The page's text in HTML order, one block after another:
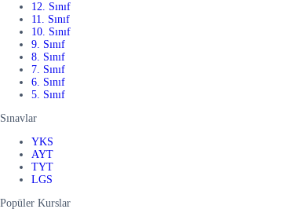
12. Sınıf
11. Sınıf
10. Sınıf
9. Sınıf
8. Sınıf
7. Sınıf
6. Sınıf
5. Sınıf
Sınavlar
YKS
AYT
TYT
LGS
Popüler Kurslar